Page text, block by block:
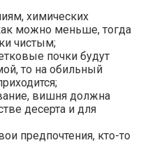
химических
можно меньше, тогда
чистым;
почки будут
то на обильный
вишня должна
десерта и для
предпочтения, кто-то